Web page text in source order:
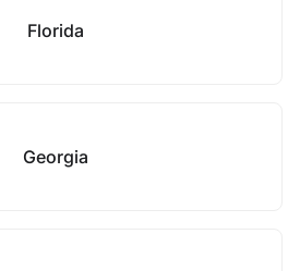
Florida
Georgia